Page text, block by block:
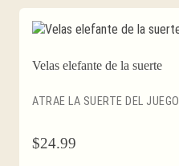
Velas elefante de la suerte
ATRAE LA SUERTE DEL JUEGO
$24.99